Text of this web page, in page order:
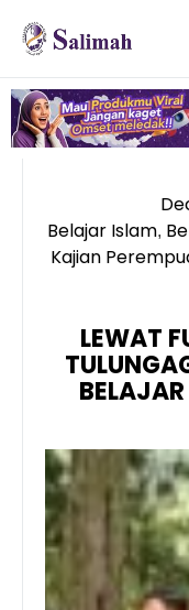
Belajar Islam,
Kajian
LEWAT